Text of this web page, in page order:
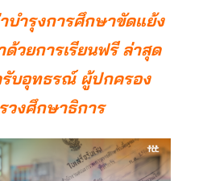
บำรุงการศึกษาขัดแย้ง
วยการเรียนฟรี ล่าสุด
บอุทธรณ์ ผู้ปกครอง
วงศึกษาธิการ